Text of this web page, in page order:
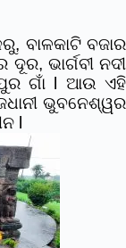
ବାଳକାଟି ବଜାର
ଭାର୍ଗବୀ ନଦୀ
ଗାଁ l ଆଉ ଏହି
ଭୁବନେଶ୍ୱର
l